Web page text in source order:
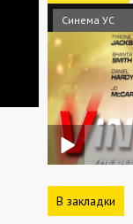
Синема УС
В закладки